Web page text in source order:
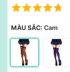
MÀU SẮC: Cam